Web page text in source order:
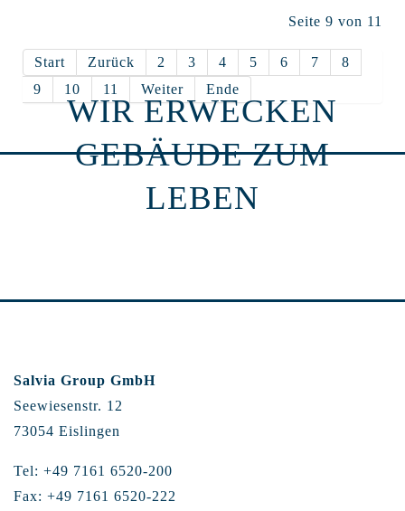
Seite 9 von 11
Start Zurück 2 3 4 5 6 7
8
9
10 11 Weiter Ende
WIR ERWECKEN
GEBÄUDE ZUM
LEBEN
Salvia Group GmbH
Seewiesenstr. 12
73054 Eislingen
Tel: +49 7161 6520-200
Fax: +49 7161 6520-222